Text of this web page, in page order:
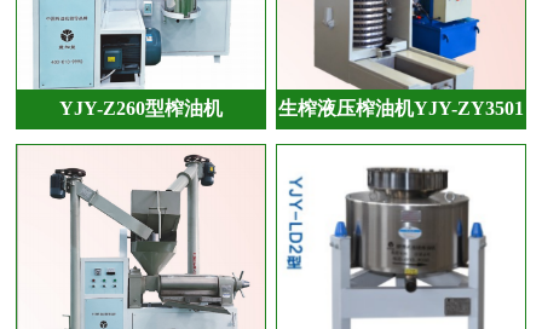
YJY-Z260型榨油机 生榨液压榨油机YJY-ZY3501